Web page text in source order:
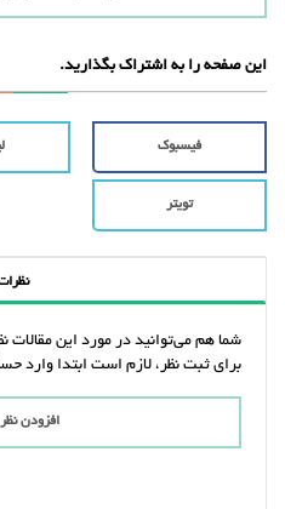
این صفحه را به اشتراک بگذارید.
فیسبوک
تویتر
شما هم می‌توانید در مورد این مقالات
برای ثبت نظر، لازم است ابتدا وارد
افزودن